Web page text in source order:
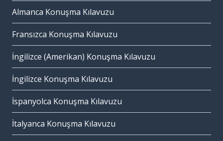
Almanca Konuşma Kılavuzu
Fransızca Konuşma Kılavuzu
İngilizce (Amerikan) Konuşma Kılavuzu
İngilizce Konuşma Kılavuzu
İspanyolca Konuşma Kılavuzu
İtalyanca Konuşma Kılavuzu